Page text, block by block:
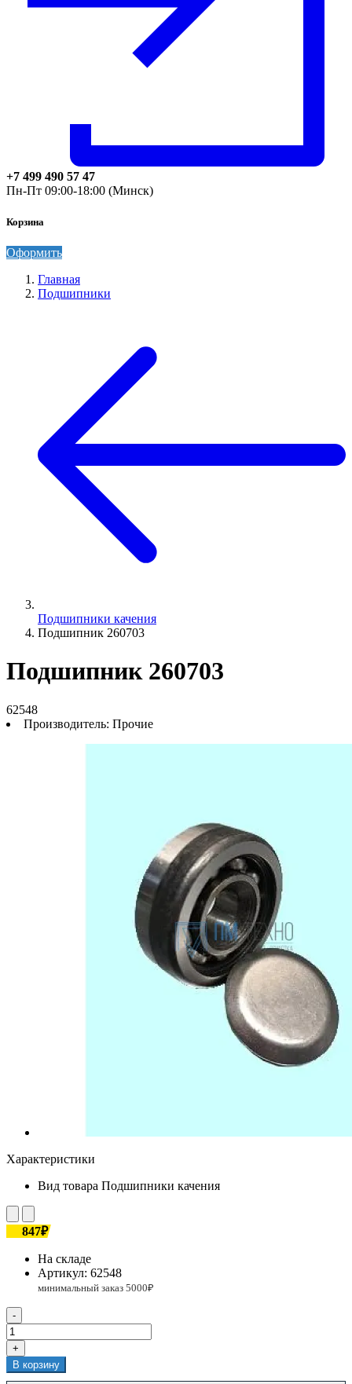
+7 499 490 57 47
Пн-Пт 09:00-18:00 (Минск)
Корзина
Оформить
Главная
Подшипники
Подшипники качения
Подшипник 260703
Подшипник 260703
62548
Производитель: Прочие
Характеристики
Вид товара Подшипники качения
847₽
На складе
Артикул: 62548
-
+
В корзину